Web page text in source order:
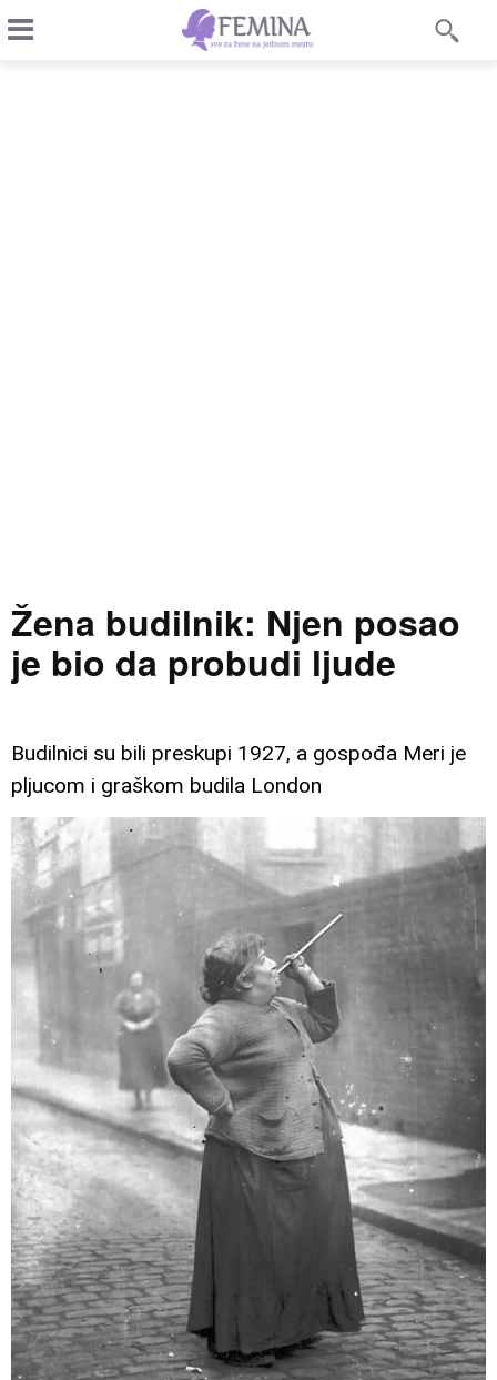
Žena budilnik: Njen posao
je bio da probudi ljude
Budilnici su bili preskupi 1927, a gospođa Meri je
pljucom i graškom budila London